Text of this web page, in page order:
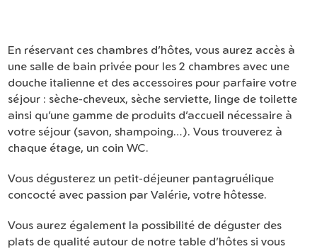
En réservant ces chambres d’hôtes, vous aurez accès à
une salle de bain privée pour les 2 chambres avec une
douche italienne et des accessoires pour parfaire votre
séjour : sèche-cheveux, sèche serviette, linge de toilette
ainsi qu’une gamme de produits d’accueil nécessaire à
votre séjour (savon, shampoing…). Vous trouverez à
chaque étage, un coin WC.
Vous dégusterez un petit-déjeuner pantagruélique
concocté avec passion par Valérie, votre hôtesse.
Vous aurez également la possibilité de déguster des
plats de qualité autour de notre table d’hôtes si vous